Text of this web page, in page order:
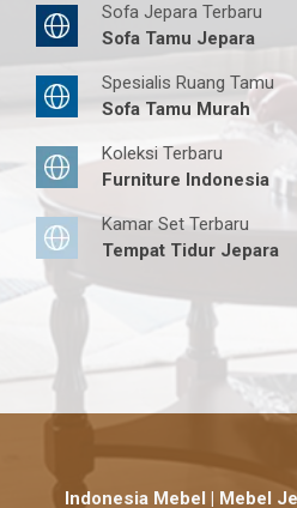
Sofa Jepara Terbaru
Sofa Tamu Jepara
Spesialis Ruang Tamu
Sofa Tamu Murah
Koleksi Terbaru
Furniture Indonesia
Kamar Set Terbaru
Tempat Tidur Jepara
Indonesia Mebel | Mebel